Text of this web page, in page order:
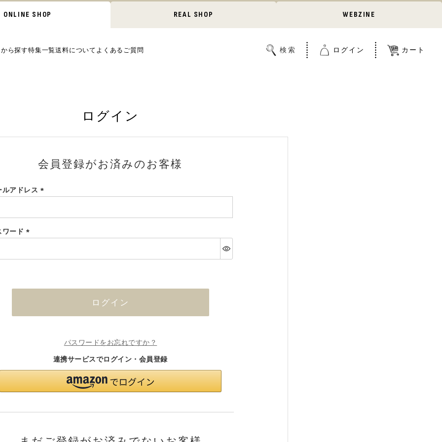
ONLINE SHOP REAL SHOP WEBZINE
ら探す特集一覧送料について よくあるご質問
ログイン
会員登録がお済みのお客様
ルアドレス
須)
ワード
須)
ログイン
パスワードをお忘れですか？
連携サービスでログイン・会員登録